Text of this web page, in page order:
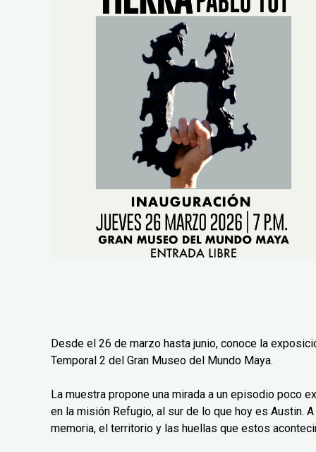
Desde el 26 de marzo hasta junio, conoce la
Temporal 2 del Gran Museo del Mundo Maya.
La muestra propone una mirada a un episodio poco
en la misión Refugio, al sur de lo que hoy es Austin.
memoria, el territorio y las huellas que estos